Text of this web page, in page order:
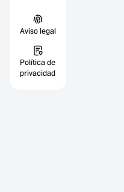
Aviso legal
Política de
privacidad